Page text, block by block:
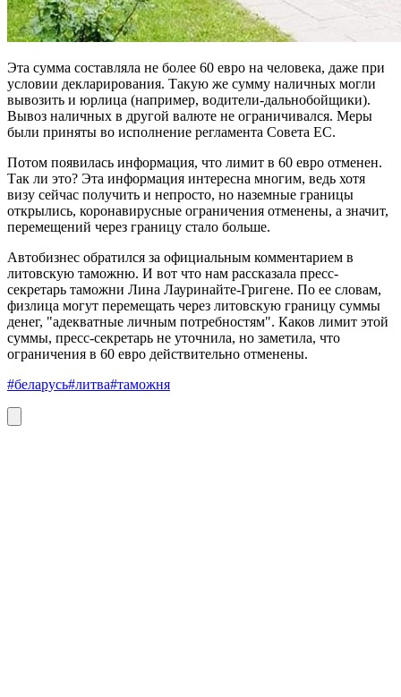
Эта сумма составляла не более 60 евро на человека, даже при
условии декларирования. Такую же сумму наличных могли
вывозить и юрлица (например, водители-дальнобойщики).
Вывоз наличных в другой валюте не ограничивался. Меры
были приняты во исполнение регламента Совета ЕС.
Потом появилась информация, что лимит в 60 евро отменен.
Так ли это? Эта информация интересна многим, ведь хотя
визу сейчас получить и непросто, но наземные границы
открылись, коронавирусные ограничения отменены, а значит,
перемещений через границу стало больше.
Автобизнес обратился за официальным комментарием в
литовскую таможню. И вот что нам рассказала пресс-
секретарь таможни Лина Лауринайте-Григене. По ее словам,
физлица могут перемещать через литовскую границу суммы
денег, "адекватные личным потребностям". Каков лимит этой
суммы, пресс-секретарь не уточнила, но заметила, что
ограничения в 60 евро действительно отменены.
#беларусь#литва#таможня